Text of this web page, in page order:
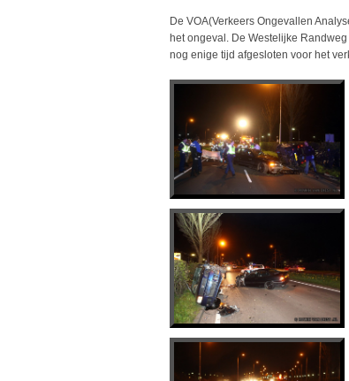
De VOA(Verkeers Ongevallen
het ongeval. De Westelijke
nog enige tijd afgesloten voor het